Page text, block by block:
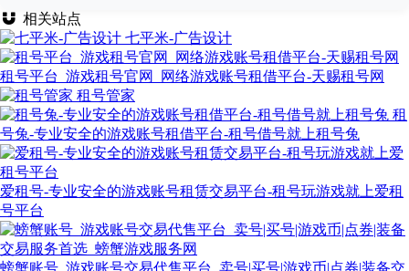
相关站点
七平米-广告设计
租号平台_游戏租号官网_网络游戏账号租借平台-天赐租号网
租号管家
租
号兔-专业安全的游戏账号租借平台-租号借号就上租号兔
爱租号-专业安全的游戏账号租赁交易平台-租号玩游戏就上爱租
号平台
螃蟹账号_游戏账号交易代售平台_卖号|买号|游戏币|点券|装备交